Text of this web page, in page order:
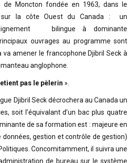
de Moncton fondée en 1963, dans le
sur la côte Ouest du Canada : un
bilingue à dominante
ouvrages au programme sont
va amener le francophone Djibril Seck à
anglophone.
pas le pèlerin ».
Djibril Seck décrochera au Canada un
soit l’équivalant d’un bac plus quatre
de sa formation est : majeure en
données, gestion et contrôle de gestion)
Concomitamment, il suivra une
de bureau sur le système